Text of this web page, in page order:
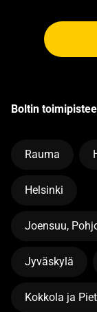
Boltin
Rauma
Helsinki
Joensuu,
Jyväskylä
Kokkola ja